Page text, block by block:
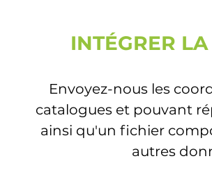
INTÉGRER
Envoyez-nous les
catalogues et pouvant
ainsi qu'un fichier
autres